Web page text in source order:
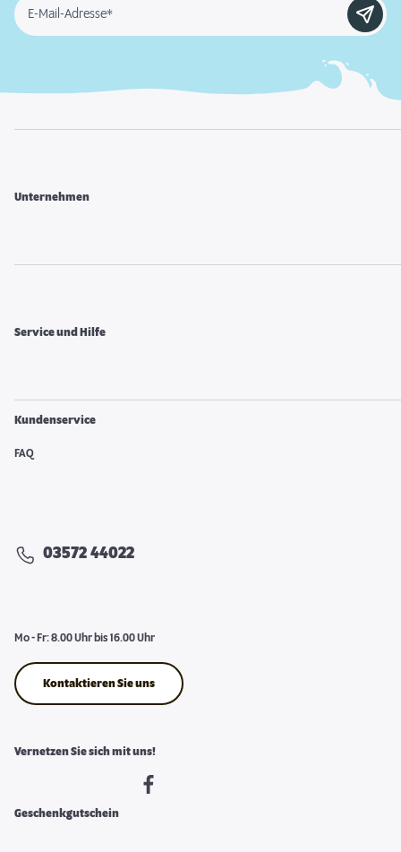
E-Mail-Adresse*
Unternehmen
Service und Hilfe
Kundenservice
FAQ
03572 44022
Mo - Fr: 8.00 Uhr bis 16.00 Uhr
Kontaktieren Sie uns
Vernetzen Sie sich mit uns!
Geschenkgutschein